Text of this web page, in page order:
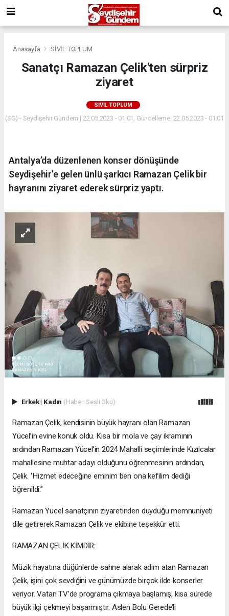
Anasayfa SİVİL TOPLUM
Sanatçı Ramazan Çelik'ten sürpriz
ziyaret
SİVİL TOPLUM
(SG) - Seydişehir Gündem | 22.05.2023 - 01:01, Güncelleme: 22.05.2023 - 01:01
Antalya’da düzenlenen konser dönüşünde
Seydişehir’e gelen ünlü şarkıcı Ramazan Çelik bir
hayranını ziyaret ederek sürpriz yaptı.
Erkek| Kadın (Haberi Sesli Oku)
Ramazan Çelik, kendisinin büyük hayranı olan Ramazan
Yücel’in evine konuk oldu. Kısa bir mola ve çay ikramının
ardından Ramazan Yücel’in 2024 Mahalli seçimlerinde Kızılcalar
mahallesine muhtar adayı olduğunu öğrenmesinin ardından,
Çelik. ‘’Hizmet edeceğine eminim ben ona kefilim dediği
öğrenildi.’’
Ramazan Yücel sanatçının ziyaretinden duyduğu memnuniyeti
dile getirerek Ramazan Çelik ve ekibine teşekkür etti.
RAMAZAN ÇELİK KİMDİR:
Müzik hayatına düğünlerde sahne alarak adım atan Ramazan
Çelik, işini çok sevdiğini ve günümüzde birçok ilde konserler
veriyor. Vatan TV’de programa çıkmaya başlamış, kısa sürede
büyük ilgi çekmeyi başarmıştır. Aslen Bolu Gerede’li